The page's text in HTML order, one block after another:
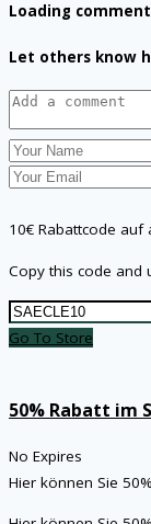
Loading
Let others know
10€ Rabattcode auf
Copy this code and
Go To Store
50% Rabatt im
No Expires
Hier können Sie